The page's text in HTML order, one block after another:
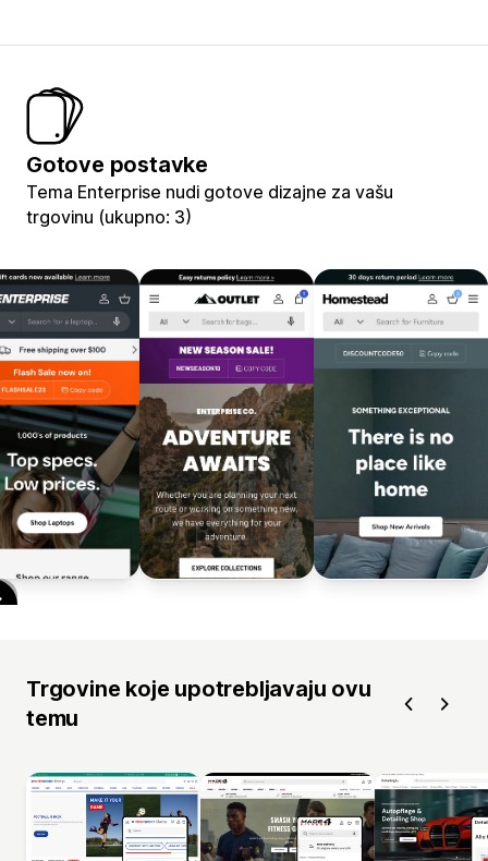
Gotove postavke
Tema Enterprise nudi gotove dizajne za vašu
trgovinu (ukupno: 3)
Trgovine koje upotrebljavaju ovu
temu